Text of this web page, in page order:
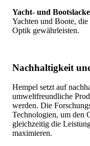
Yacht- und
Yachten und Boote,
Optik gewährleisten.
Nachhaltigkeit
Hempel setzt auf
umweltfreundliche
werden. Die
Technologien, um den
gleichzeitig die
maximieren.